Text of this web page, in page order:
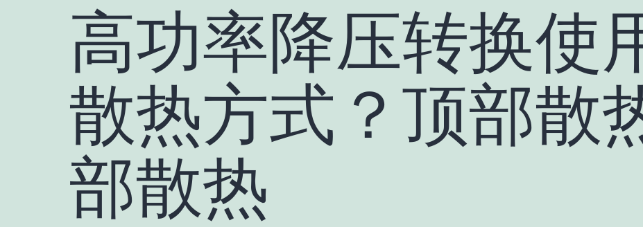
高功率降压转换使
散热方式？顶部散
部散热